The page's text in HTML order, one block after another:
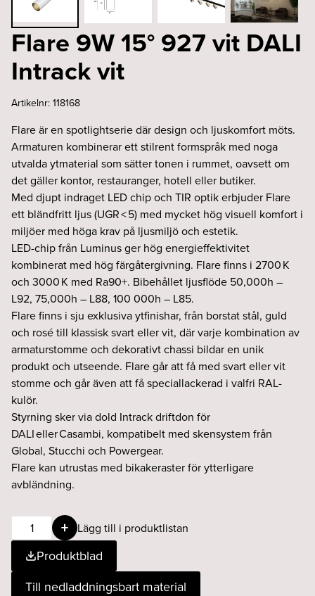
Flare 9W 15° 927 vit DALI
Intrack vit
Artikelnr: 118168
Flare är en spotlightserie där design och ljuskomfort möts.
Armaturen kombinerar ett stilrent formspråk med noga
utvalda ytmaterial som sätter tonen i rummet, oavsett om
det gäller kontor, restauranger, hotell eller butiker.
Med djupt indraget LED chip och TIR optik erbjuder Flare
ett bländfritt ljus (UGR < 5) med mycket hög visuell komfort i
miljöer med höga krav på ljusmiljö och estetik.
LED-chip från Luminus ger hög energieffektivitet
kombinerat med hög färgåtergivning. Flare finns i 2700 K
och 3000 K med Ra90+. Bibehållet ljusflöde 50,000h –
L92, 75,000h – L88, 100 000h – L85.
Flare finns i sju exklusiva ytfinishar, från borstat stål, guld
och rosé till klassisk svart eller vit, där varje kombination av
armaturstomme och dekorativt chassi bildar en unik
produkt och utseende. Flare går att få med svart eller vit
stomme och går även att få speciallackerad i valfri RAL-
kulör.
Styrning sker via dold Intrack driftdon för
DALI eller Casambi, kompatibelt med skensystem från
Global, Stucchi och Powergear.
Flare kan utrustas med bikakeraster för ytterligare
avbländning.
Flare
9W
927
Lägg till i produktlistan
Produktblad
Till nedladdningsbart material